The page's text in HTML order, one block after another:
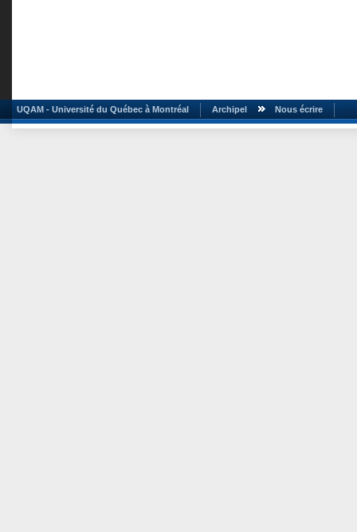
UQAM - Université du Québec à Montréal Archipel Nous écrire